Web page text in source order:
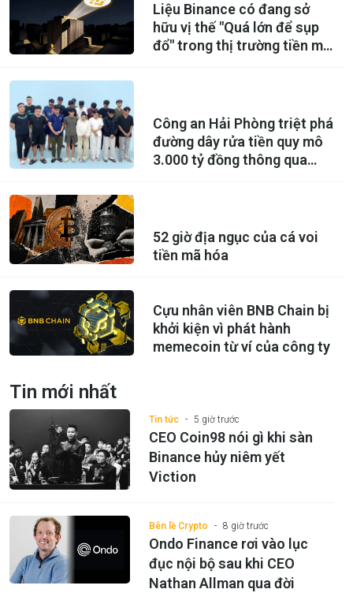
Liệu Binance có đang sở
hữu vị thế "Quá lớn để sụp
đổ" trong thị trường tiền mã
Công an Hải Phòng triệt phá
đường dây rửa tiền quy mô
3.000 tỷ đồng thông qua
52 giờ địa ngục của cá voi
tiền mã hóa
Cựu nhân viên BNB Chain bị
khởi kiện vì phát hành
memecoin từ ví của công ty
Tin mới nhất
Tin tức 5 giờ trước
CEO Coin98 nói gì khi sàn
Binance hủy niêm yết
Viction
Bên lề Crypto 8 giờ trước
Ondo Finance rơi vào lục
đục nội bộ sau khi CEO
Nathan Allman qua đời